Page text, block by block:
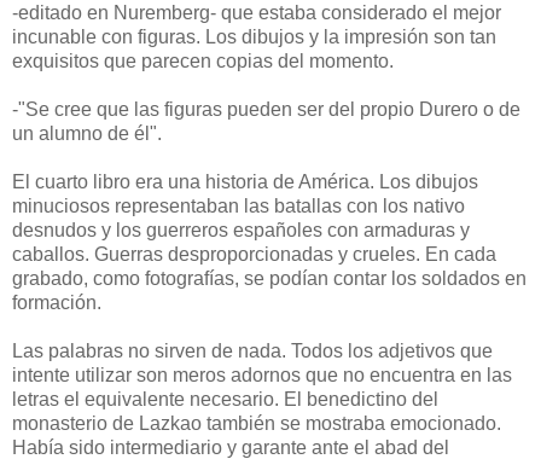
-editado en Nuremberg- que estaba considerado el mejor
incunable con figuras. Los dibujos y la impresión son tan
exquisitos que parecen copias del momento.
-"Se cree que las figuras pueden ser del propio Durero o de
un alumno de él".
El cuarto libro era una historia de América. Los dibujos
minuciosos representaban las batallas con los nativo
desnudos y los guerreros españoles con armaduras y
caballos. Guerras desproporcionadas y crueles. En cada
grabado, como fotografías, se podían contar los soldados en
formación.
Las palabras no sirven de nada. Todos los adjetivos que
intente utilizar son meros adornos que no encuentra en las
letras el equivalente necesario. El benedictino del
monasterio de Lazkao también se mostraba emocionado.
Había sido intermediario y garante ante el abad del